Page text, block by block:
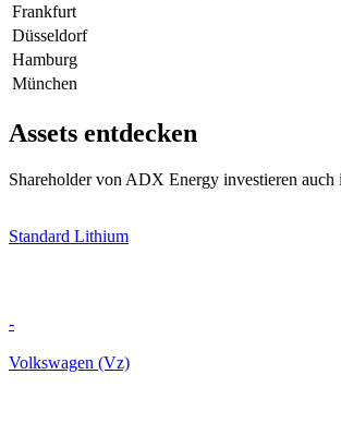
Frankfurt
Düsseldorf
Hamburg
München
Assets entdecken
Shareholder von ADX Energy investieren auch
Standard Lithium
-
Volkswagen (Vz)